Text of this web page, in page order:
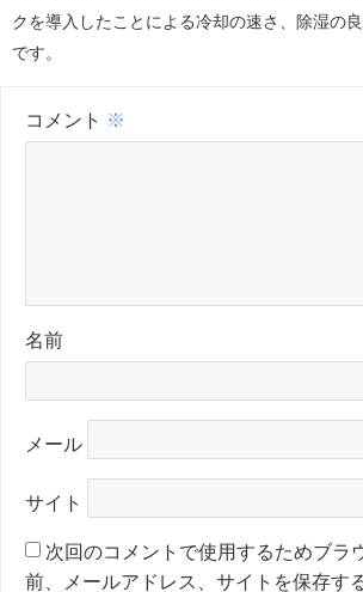
クを導入したことによる冷却の速さ、除湿の
です。
コメント ※
名前
メール
サイト
次回のコメントで使用するためブラ
前、メールアドレス、サイトを保存す